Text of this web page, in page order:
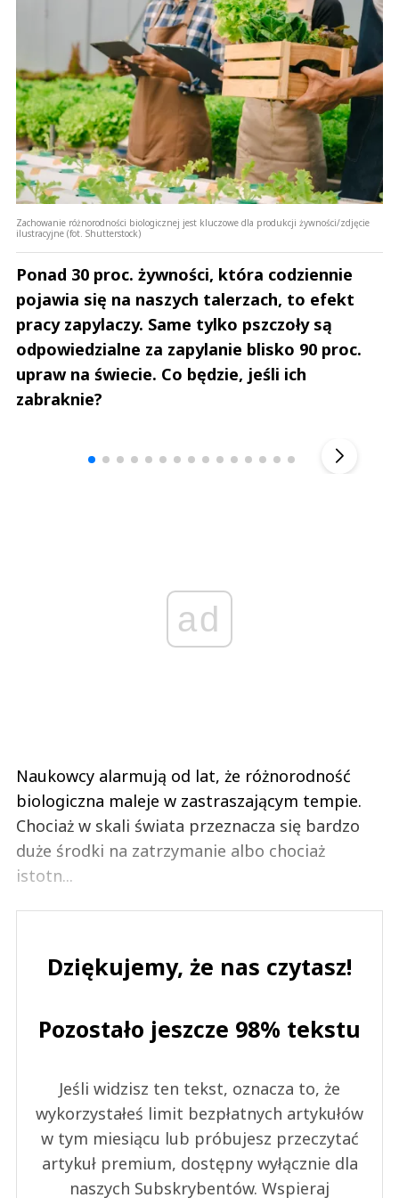
Zachowanie różnorodności biologicznej jest kluczowe dla produkcji żywności/zdjęcie
ilustracyjne (fot. Shutterstock)
Ponad 30 proc. żywności, która codziennie
pojawia się na naszych talerzach, to efekt
pracy zapylaczy. Same tylko pszczoły są
odpowiedzialne za zapylanie blisko 90 proc.
upraw na świecie. Co będzie, jeśli ich
zabraknie?
ad
Naukowcy alarmują od lat, że różnorodność
biologiczna maleje w zastraszającym tempie.
Chociaż w skali świata przeznacza się bardzo
duże środki na zatrzymanie albo chociaż
istotn...
Dziękujemy, że nas czytasz!
Pozostało jeszcze 98% tekstu
Jeśli widzisz ten tekst, oznacza to, że
wykorzystałeś limit bezpłatnych artykułów
w tym miesiącu lub próbujesz przeczytać
artykuł premium, dostępny wyłącznie dla
naszych Subskrybentów. Wspieraj